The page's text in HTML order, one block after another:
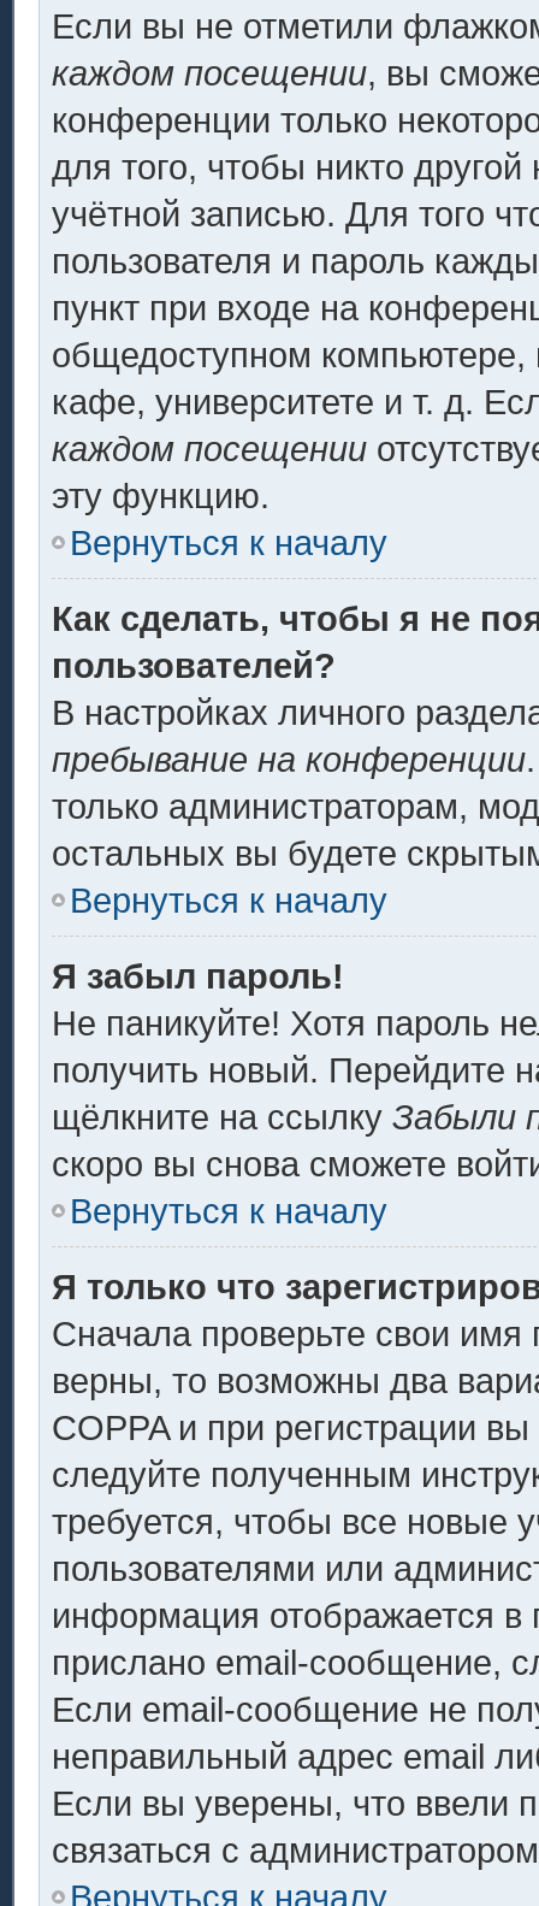
Если вы не отметили
каждом посещении, вы
конференции только
для того, чтобы никто
учётной записью. Для того
пользователя и пароль
пункт при входе на
общедоступном компьютере,
кафе, университете и т. д.
каждом посещении
эту функцию.
Вернуться к началу
Как сделать, чтобы я не
пользователей?
В настройках личного
пребывание на конференции
только администраторам,
остальных вы будете
Вернуться к началу
Я забыл пароль!
Не паникуйте! Хотя пароль
получить новый. Перейдите
щёлкните на ссылку Забыли
скоро вы снова сможете
Вернуться к началу
Я только что
Сначала проверьте свои имя
верны, то возможны два
COPPA и при регистрации
следуйте полученным
требуется, чтобы все новые
пользователями или
информация отображается
прислано email-сообщение,
Если email-сообщение не
неправильный адрес email
Если вы уверены, что ввели
связаться с
Вернуться к началу